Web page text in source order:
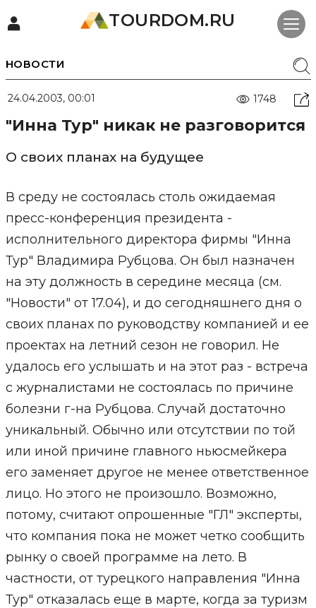
TOURDOM.RU
НОВОСТИ
24.04.2003, 00:01 1748
"Инна Тур" никак не разговорится
О своих планах на будущее
В среду не состоялась столь ожидаемая
пресс-конференция президента -
исполнительного директора фирмы "Инна
Тур" Владимира Рубцова. Он был назначен
на эту должность в середине месяца (см.
"Новости" от 17.04), и до сегодняшнего дня о
своих планах по руководству компанией и ее
проектах на летний сезон не говорил. Не
удалось его услышать и на этот раз - встреча
с журналистами не состоялась по причине
болезни г-на Рубцова. Случай достаточно
уникальный. Обычно или отсутствии по той
или иной причине главного ньюсмейкера
его заменяет другое не менее ответственное
лицо. Но этого не произошло. Возможно,
потому, считают опрошенные "ГЛ" эксперты,
что компания пока не может четко сообщить
рынку о своей программе на лето. В
частности, от турецкого направления "Инна
Тур" отказалась еще в марте, когда за туризм